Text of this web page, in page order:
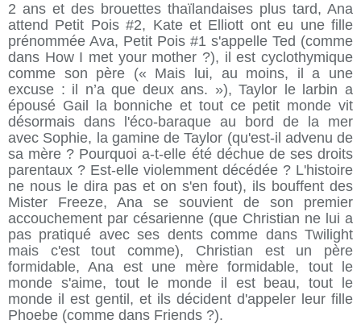
2 ans et des brouettes thaïlandaises plus tard, Ana
attend Petit Pois #2, Kate et Elliott ont eu une fille
prénommée Ava, Petit Pois #1 s'appelle Ted (comme
dans How I met your mother ?), il est cyclothymique
comme son père (« Mais lui, au moins, il a une
excuse : il n’a que deux ans. »), Taylor le larbin a
épousé Gail la bonniche et tout ce petit monde vit
désormais dans l'éco-baraque au bord de la mer
avec Sophie, la gamine de Taylor (qu'est-il advenu de
sa mère ? Pourquoi a-t-elle été déchue de ses droits
parentaux ? Est-elle violemment décédée ? L'histoire
ne nous le dira pas et on s'en fout), ils bouffent des
Mister Freeze, Ana se souvient de son premier
accouchement par césarienne (que Christian ne lui a
pas pratiqué avec ses dents comme dans Twilight
mais c'est tout comme), Christian est un père
formidable, Ana est une mère formidable, tout le
monde s'aime, tout le monde il est beau, tout le
monde il est gentil, et ils décident d'appeler leur fille
Phoebe (comme dans Friends ?).